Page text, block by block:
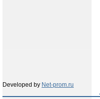
Developed by Net-prom.ru